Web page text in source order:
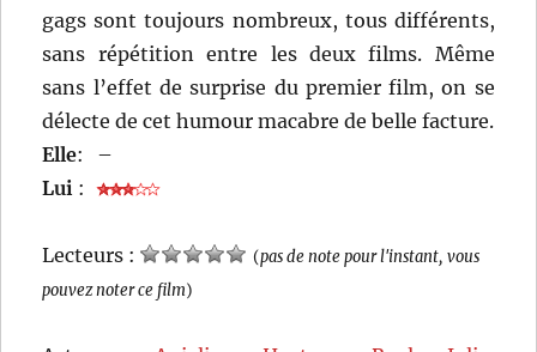
gags sont toujours nombreux, tous différents,
sans répétition entre les deux films. Même
sans l’effet de surprise du premier film, on se
délecte de cet humour macabre de belle facture.
Elle:
–
Lui :
Lecteurs : (pas de note pour l'instant, vous
pouvez noter ce film)